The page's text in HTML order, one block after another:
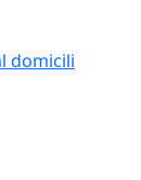
domicili